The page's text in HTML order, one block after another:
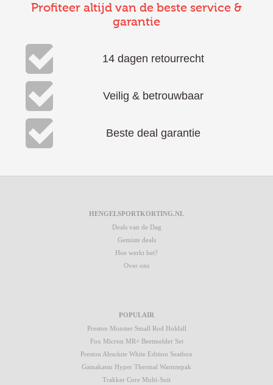
Profiteer altijd van de beste service &
garantie
14 dagen retourrecht
Veilig & betrouwbaar
Beste deal garantie
HENGELSPORTKORTING.NL
Deals van de Dag
Gemiste deals
Hoe werkt het?
Over ons
POPULAIR
Preston Monster Small Rod Holdall
Fox Micron MR+ Beetmelder Set
Preston Absolute White Edition Seatbox
Gamakatsu Hyper Thermal Warmtepak
Trakker Core Multi-Suit